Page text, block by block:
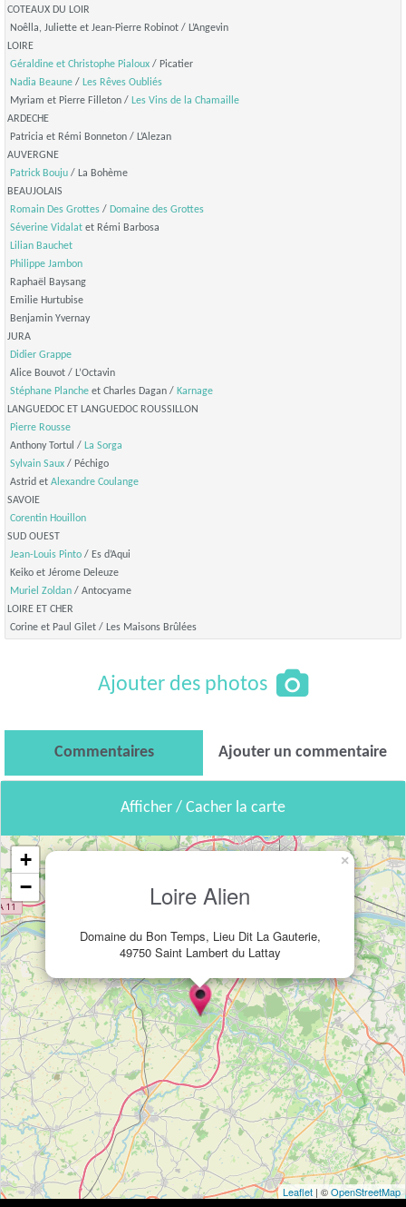
COTEAUX DU LOIR
Noêlla, Juliette et Jean-Pierre Robinot / L’Angevin
LOIRE
Géraldine et Christophe Pialoux / Picatier
Nadia Beaune / Les Rêves Oubliés
Myriam et Pierre Filleton / Les Vins de la Chamaille
ARDECHE
Patricia et Rémi Bonneton / L’Alezan
AUVERGNE
Patrick Bouju / La Bohème
BEAUJOLAIS
Romain Des Grottes / Domaine des Grottes
Séverine Vidalat et Rémi Barbosa
Lilian Bauchet
Philippe Jambon
Raphaël Baysang
Emilie Hurtubise
Benjamin Yvernay
JURA
Didier Grappe
Alice Bouvot / L’Octavin
Stéphane Planche et Charles Dagan / Karnage
LANGUEDOC ET LANGUEDOC ROUSSILLON
Pierre Rousse
Anthony Tortul / La Sorga
Sylvain Saux / Péchigo
Astrid et Alexandre Coulange
SAVOIE
Corentin Houillon
SUD OUEST
Jean-Louis Pinto / Es d’Aqui
Keiko et Jérome Deleuze
Muriel Zoldan / Antocyame
LOIRE ET CHER
Corine et Paul Gilet / Les Maisons Brûlées
Ajouter des photos
Commentaires Ajouter un commentaire
Afficher / Cacher la carte
Loire Alien
Domaine du Bon Temps, Lieu Dit La Gauterie,
49750 Saint Lambert du Lattay
×
+
−
Leaflet | ©OpenStreetMap